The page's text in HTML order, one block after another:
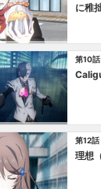
に稚
第10話
第12話
理想